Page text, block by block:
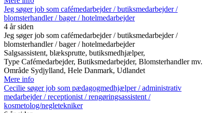
Jeg søger job som cafémedarbejder / butiksmedarbejder /
blomsterhandler / bager / hotelmedarbejder
4 år siden
Jeg søger job som cafémedarbejder / butiksmedarbejder /
blomsterhandler / bager / hotelmedarbejder
Salgsassistent, blæksprutte, butiksmedhjælper,
Type Cafémedarbejder, Butiksmedarbejder, Blomsterhandler mv.
Område Sydjylland, Hele Danmark, Udlandet
Mere info
Cecilie søger job som pædagogmedhjælper / administrativ
medarbejder / receptionist / rengøringsassistent /
kosmetolog/negletekniker